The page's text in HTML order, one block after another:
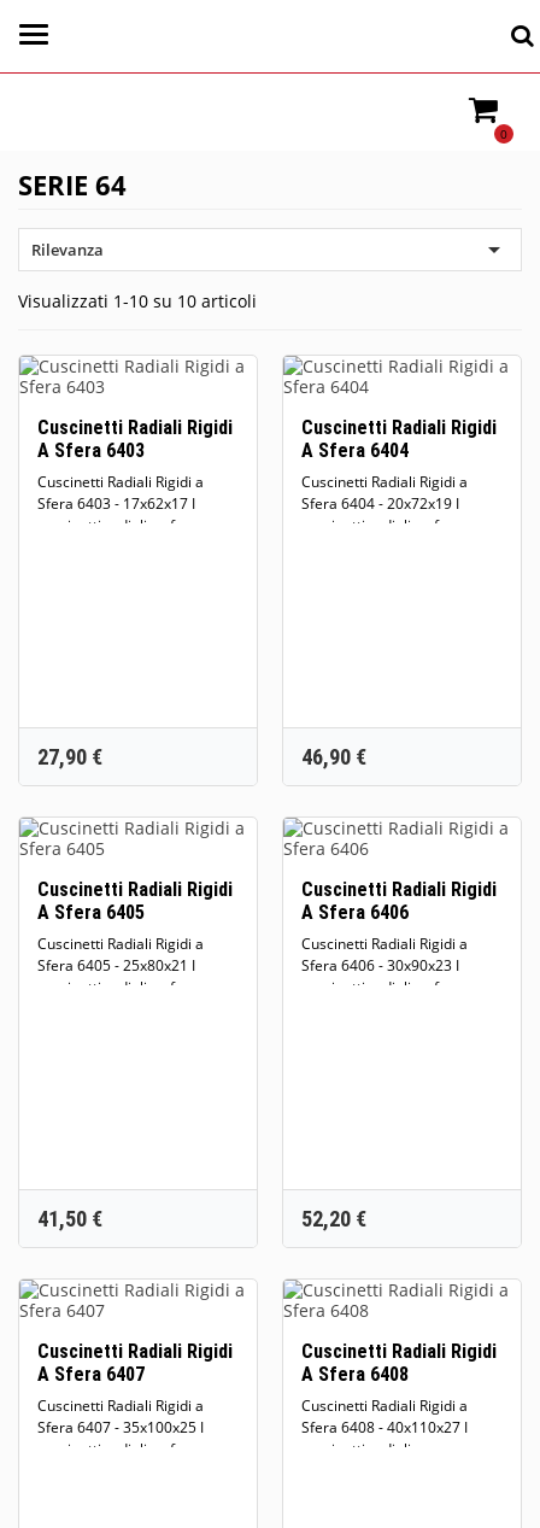
0
SERIE 64
Rilevanza 
Visualizzati 1-10 su 10 articoli
Cuscinetti Radiali Rigidi
A Sfera 6403
Cuscinetti Radiali Rigidi a
Sfera 6403 - 17x62x17 I
cuscinetti radiali a sfere sono
Prezzo
27,90 €
Cuscinetti Radiali Rigidi
A Sfera 6404
Cuscinetti Radiali Rigidi a
Sfera 6404 - 20x72x19 I
cuscinetti radiali a sfere sono
Prezzo
46,90 €
Cuscinetti Radiali Rigidi
A Sfera 6405
Cuscinetti Radiali Rigidi a
Sfera 6405 - 25x80x21 I
cuscinetti radiali a sfere sono
Prezzo
41,50 €
Cuscinetti Radiali Rigidi
A Sfera 6406
Cuscinetti Radiali Rigidi a
Sfera 6406 - 30x90x23 I
cuscinetti radiali a sfere sono
Prezzo
52,20 €
Cuscinetti Radiali Rigidi
A Sfera 6407
Cuscinetti Radiali Rigidi a
Sfera 6407 - 35x100x25 I
cuscinetti radiali a sfere...
Cuscinetti Radiali Rigidi
A Sfera 6408
Cuscinetti Radiali Rigidi a
Sfera 6408 - 40x110x27 I
cuscinetti radiali a...